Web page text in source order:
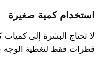
استخدام كمية صغيرة
لا تحتاج البشرة إلى
قطرات فقط لتغطية الوجه